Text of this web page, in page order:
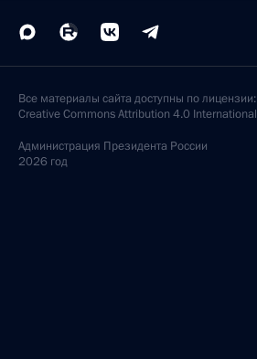
Все материалы сайта доступны по лицензии:
Creative Commons Attribution 4.0 International
Администрация Президента России
2026 год